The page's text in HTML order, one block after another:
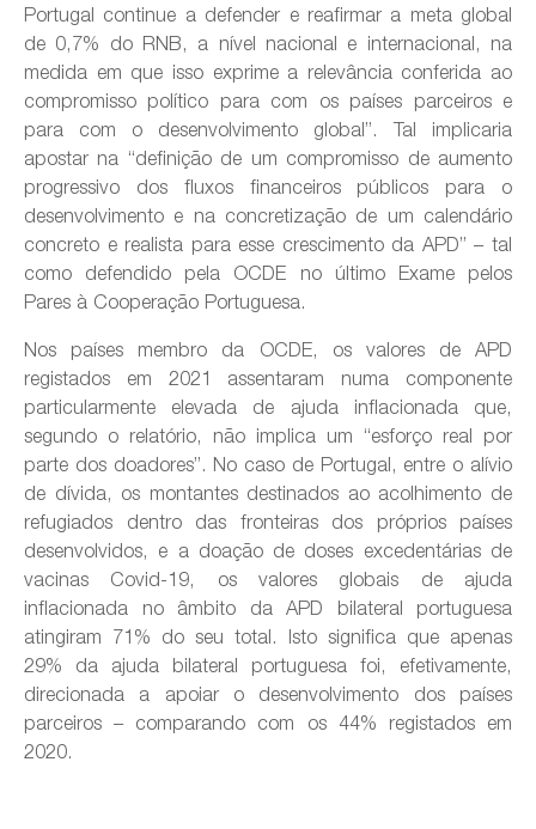
Portugal continue a defender e reafirmar a meta global
de 0,7% do RNB, a nível nacional e internacional, na
medida em que isso exprime a relevância conferida ao
compromisso político para com os países parceiros e
para com o desenvolvimento global”. Tal implicaria
apostar na “definição de um compromisso de aumento
progressivo dos fluxos financeiros públicos para o
desenvolvimento e na concretização de um calendário
concreto e realista para esse crescimento da APD” – tal
como defendido pela OCDE no último Exame pelos
Pares à Cooperação Portuguesa.
Nos países membro da OCDE, os valores de APD
registados em 2021 assentaram numa componente
particularmente elevada de ajuda inflacionada que,
segundo o relatório, não implica um “esforço real por
parte dos doadores”. No caso de Portugal, entre o alívio
de dívida, os montantes destinados ao acolhimento de
refugiados dentro das fronteiras dos próprios países
desenvolvidos, e a doação de doses excedentárias de
vacinas Covid-19, os valores globais de ajuda
inflacionada no âmbito da APD bilateral portuguesa
atingiram 71% do seu total. Isto significa que apenas
29% da ajuda bilateral portuguesa foi, efetivamente,
direcionada a apoiar o desenvolvimento dos países
parceiros – comparando com os 44% registados em
2020.